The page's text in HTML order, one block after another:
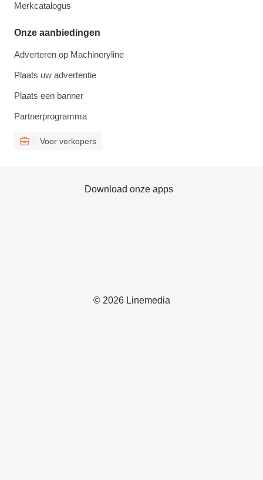
Merkcatalogus
Onze aanbiedingen
Adverteren op Machineryline
Plaats uw advertentie
Plaats een banner
Partnerprogramma
Voor verkopers
© 2026 Linemedia
Download onze apps